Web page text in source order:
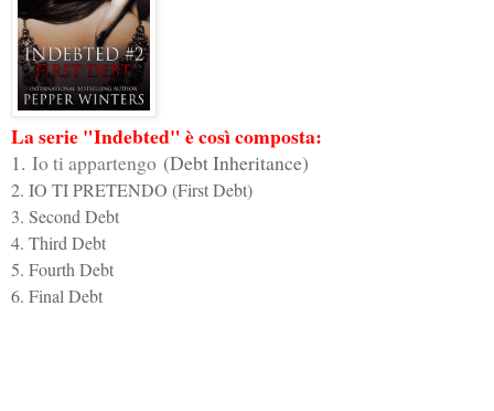
La serie "Indebted" è così composta:
1. Io ti appartengo (Debt Inheritance)
2. IO TI PRETENDO (First Debt)
3. Second Debt
4. Third Debt
5. Fourth Debt
6. Final Debt